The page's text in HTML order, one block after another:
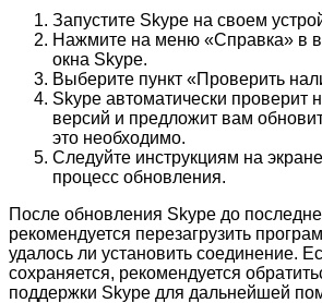
Запустите Skype на своем
Нажмите на меню «Справка» в
окна Skype.
Выберите пункт «Проверить
Skype автоматически проверит
версий и предложит вам
это необходимо.
Следуйте инструкциям на
процесс обновления.
После обновления Skype до
рекомендуется перезагрузить
удалось ли установить соединение.
сохраняется, рекомендуется
поддержки Skype для дальнейшей